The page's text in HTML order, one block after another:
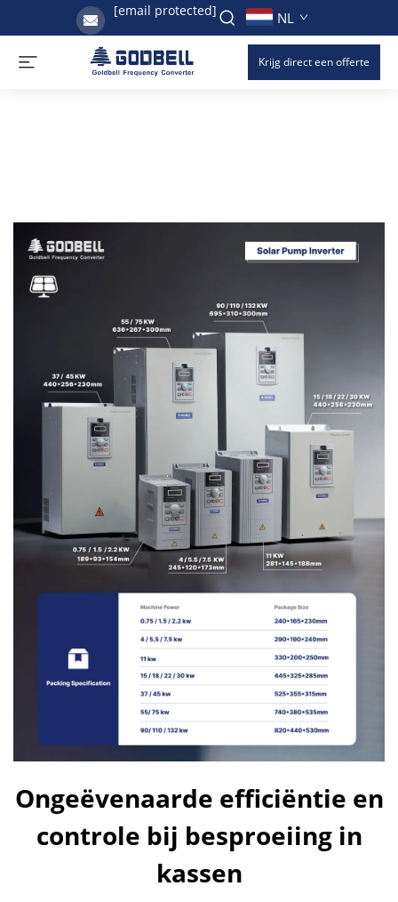
[email protected] NL
Krijg direct een offerte
Ongeëvenaarde efficiëntie en
controle bij besproeiing in
kassen